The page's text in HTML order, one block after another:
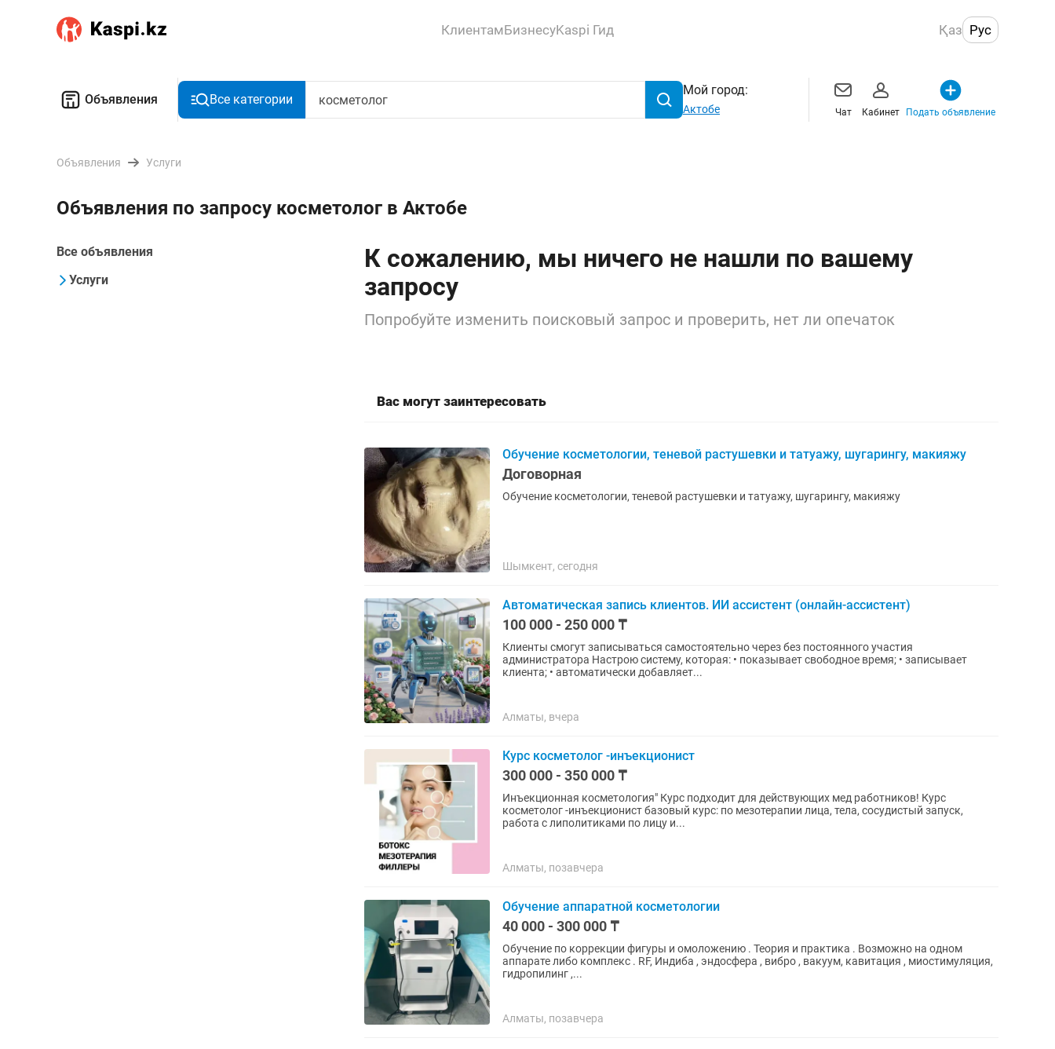
КлиентамБизнесуKaspi Гид Қаз Рус
Объявления Все категории
Мой город:
Актобе Чат Кабинет Подать объявление
Объявления Услуги
Объявления по запросу косметолог в Актобе
Все объявления
Услуги
К сожалению, мы ничего не нашли по вашему
запросу
Попробуйте изменить поисковый запрос и проверить, нет ли опечаток
Вас могут заинтересовать
Обучение косметологии, теневой растушевки и татуажу, шугарингу, макияжу
Договорная
Обучение косметологии, теневой растушевки и татуажу, шугарингу, макияжу
Шымкент, сегодня
Автоматическая запись клиентов. ИИ ассистент (онлайн-ассистент)
100 000 - 250 000 ₸
Клиенты смогут записываться самостоятельно через без постоянного участия
администратора Настрою систему, которая: • показывает свободное время; • записывает
клиента; • автоматически добавляет...
Алматы, вчера
Курс косметолог -инъекционист
300 000 - 350 000 ₸
Инъекционная косметология" Курс подходит для действующих мед работников! Курс
косметолог -инъекционист базовый курс: по мезотерапии лица, тела, сосудистый запуск,
работа с липолитиками по лицу и...
Алматы, позавчера
Обучение аппаратной косметологии
40 000 - 300 000 ₸
Обучение по коррекции фигуры и омоложению . Теория и практика . Возможно на одном
аппарате либо комплекс . RF, Индиба , эндосфера , вибро , вакуум, кавитация , миостимуляция,
гидропилинг ,...
Алматы, позавчера